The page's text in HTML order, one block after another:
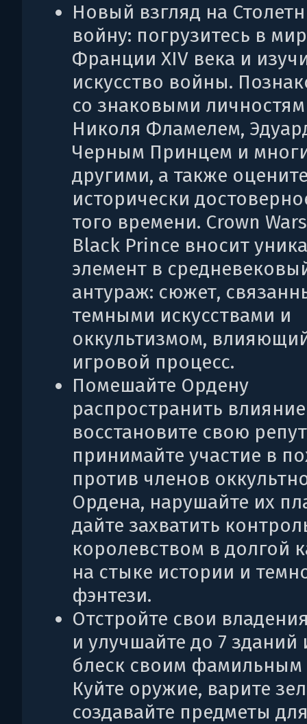
Новый взгляд на
войну: погрузитесь в мир
Франции XIV века и
искусство войны.
со знаковыми
Николя Фламелем,
Черным Принцем и
другими, а также
исторически
того времени. Crown
Black Prince вносит
элемент в
антураж: сюжет,
темными искусствами и
оккультизмом,
игровой процесс.
Помешайте Ордену
распространить
восстановите свою
принимайте участие в
против членов
Ордена, нарушайте их
дайте захватить
королевством в долгой
на стыке истории и
фэнтези.
Отстройте свои
и улучшайте до 7 зданий
блеск своим фамильным
Куйте оружие, варите
создавайте предметы